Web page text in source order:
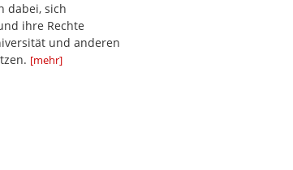
dabei, sich
ihre Rechte
und anderen
[mehr]